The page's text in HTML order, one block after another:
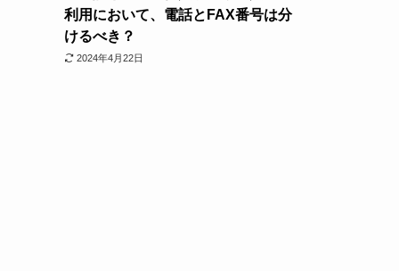
利用において、電話とFAX番号は分
けるべき？
2024年4月22日